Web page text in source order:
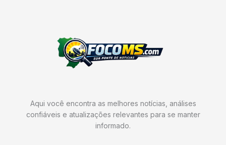
Aqui você encontra as melhores notícias, análises
confiáveis e atualizações relevantes para se manter
informado.